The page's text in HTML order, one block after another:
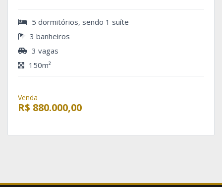
5 dormitórios, sendo 1 suíte
3 banheiros
3 vagas
150m²
Venda
R$ 880.000,00